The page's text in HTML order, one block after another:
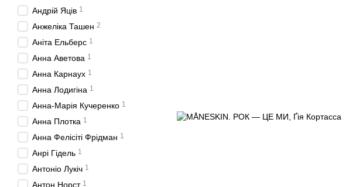
Андрій Яців 1
Анжеліка Ташен 2
Аніта Ельберс 1
Анна Аветова 1
Анна Карнаух 1
Анна Лодигіна 1
Анна-Марія Кучеренко 1
Анна Плотка 1
Анна Фелісіті Фрідман 1
Анрі Гідель 1
Антоніо Лукіч 1
Антон Норст 1